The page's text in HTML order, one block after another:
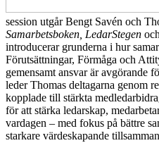
session utgår Bengt Savén och
Samarbetsboken, LedarStegen
introducerar grunderna i hur
Förutsättningar, Förmåga och
gemensamt ansvar är avgörande
leder Thomas deltagarna genom
kopplade till stärkta
för att stärka ledarskap,
vardagen – med fokus på bättre
starkare värdeskapande